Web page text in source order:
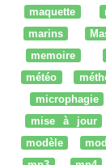
maquette
marins
memoire
météo
microphagie
mise à jour
modèle